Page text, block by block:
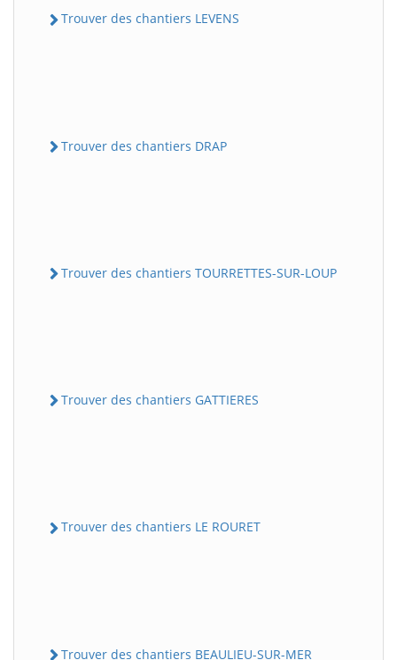
Trouver des chantiers LEVENS
Trouver des chantiers DRAP
Trouver des chantiers TOURRETTES-SUR-LOUP
Trouver des chantiers GATTIERES
Trouver des chantiers LE ROURET
Trouver des chantiers BEAULIEU-SUR-MER